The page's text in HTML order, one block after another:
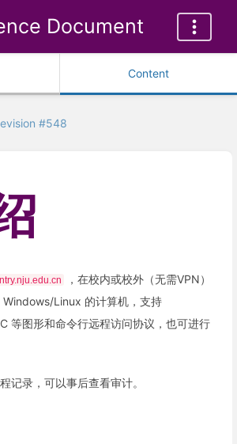
Document
Content
#548
，在校内或校外（无需VPN）
Windows/Linux 的计算机，支持
等图形和命令行远程访问协议，也可进行
记录，可以事后查看审计。